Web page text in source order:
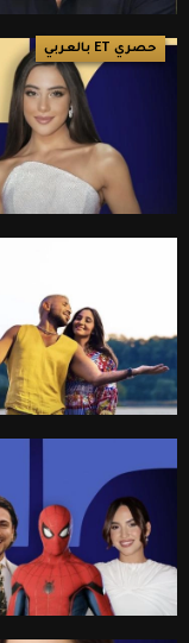
حصري ET بالعربي